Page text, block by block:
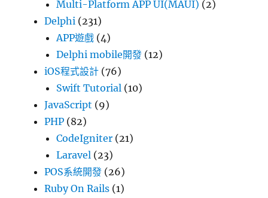
Multi-Platform APP UI(MAUI) (2)
Delphi (231)
APP遊戲 (4)
Delphi mobile開發 (12)
iOS程式設計 (76)
Swift Tutorial (10)
JavaScript (9)
PHP (82)
CodeIgniter (21)
Laravel (23)
POS系統開發 (26)
Ruby On Rails (1)